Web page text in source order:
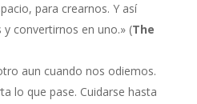
para crearnos. Y así
convertirnos en uno.» (The
aun cuando nos odiemos.
lo que pase. Cuidarse hasta